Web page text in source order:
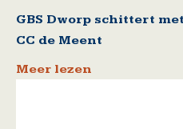
GBS Dworp schittert
CC de Meent
Meer lezen